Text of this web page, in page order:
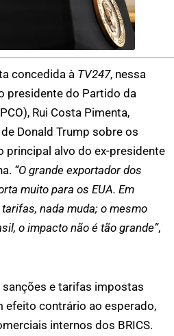
concedida à TV247, nessa
presidente do Partido da
Rui Costa Pimenta,
Donald Trump sobre os
principal alvo do ex-presidente
“O grande exportador dos
muito para os EUA. Em
nada muda; o mesmo
o impacto não é tão grande”,
e tarifas impostas
efeito contrário ao esperado,
internos dos BRICS.